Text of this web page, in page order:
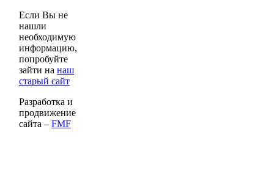
Если Вы не
нашли
необходимую
информацию,
попробуйте
зайти на наш
старый сайт
Разработка и
продвижение
сайта – FMF